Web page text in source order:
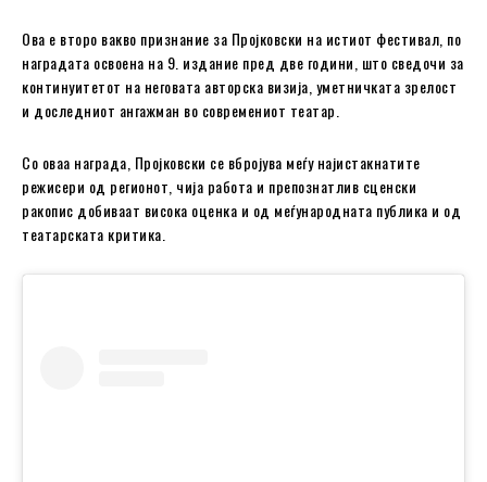
Ова е второ вакво признание за Пројковски на истиот фестивал, по
наградата освоена на 9. издание пред две години, што сведочи за
континуитетот на неговата авторска визија, уметничката зрелост
и доследниот ангажман во современиот театар.
Со оваа награда, Пројковски се вбројува меѓу најистакнатите
режисери од регионот, чија работа и препознатлив сценски
ракопис добиваат висока оценка и од меѓународната публика и од
театарската критика.